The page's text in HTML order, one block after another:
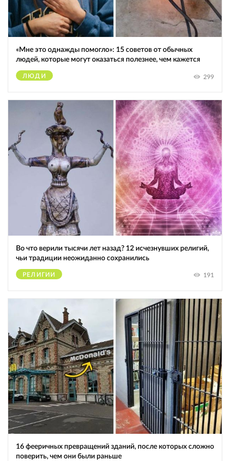
«Мне это однажды помогло»: 15 советов от обычных
людей, которые могут оказаться полезнее, чем кажется
ЛЮДИ 299
Во что верили тысячи лет назад? 12 исчезнувших религий,
чьи традиции неожиданно сохранились
РЕЛИГИИ 191
16 фееричных превращений зданий, после которых сложно
поверить, чем они были раньше